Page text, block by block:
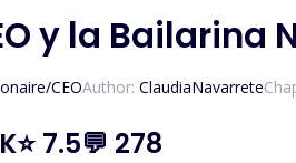
y la Bailarina
CEOAuthor: ClaudiaNavarrete
⭐7.5💬 278